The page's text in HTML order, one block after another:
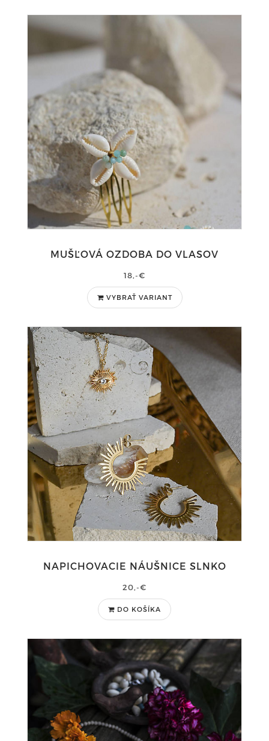
MUŠĽOVÁ OZDOBA DO VLASOV
18,-€
VYBRAŤ VARIANT
NAPICHOVACIE NÁUŠNICE SLNKO
20,-€
DO KOŠÍKA